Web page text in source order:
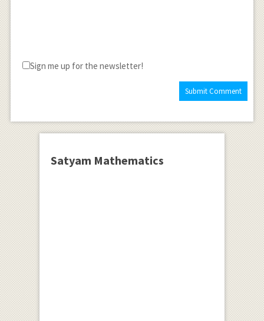
15\left( { x }^{ 3
}-4{ x }^{ 2
{ x }^{ 3 }-6{ x
}^{ 2 }+11x-6
\right) }{ 8 } \\
f\left( x \right)
Sign me up for the newsletter!
Satyam Mathematics